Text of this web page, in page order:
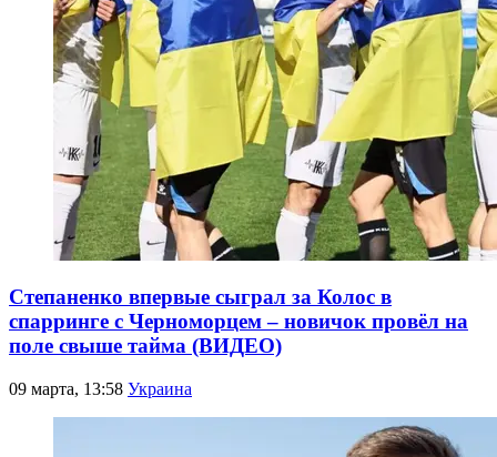
Степаненко впервые сыграл за Колос в
спарринге с Черноморцем – новичок провёл на
поле свыше тайма (ВИДЕО)
09 марта, 13:58 Украина